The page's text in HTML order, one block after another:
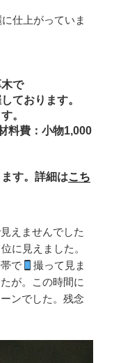
仕上がっていま
で
ております。
。
費：小物1,000
す。詳細はこち
えませんでした
に見えました。
で
撮って見ま
が。この時間に
ンでした。残念